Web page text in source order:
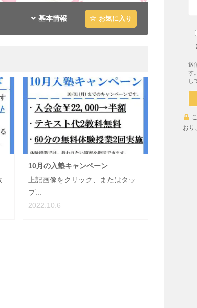
基本情報 お気に入り
10月の入塾キャンペーン
上記画像をクリック、またはタッ
プ...
2022.10.6
送
す
し
おり